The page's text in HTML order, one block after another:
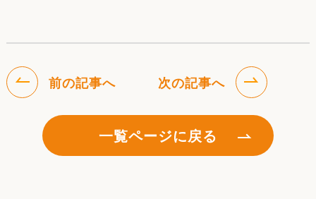
前の記事へ
一覧ページに戻る
次の記事へ